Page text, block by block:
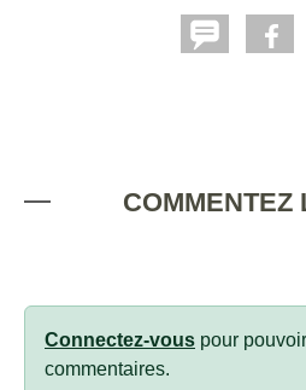
COMMENTEZ
Connectez-vous pour
commentaires.